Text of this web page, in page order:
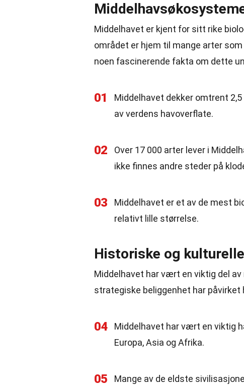
Middelhavet er kjent for sitt rike
området er hjem til mange arter
noen fascinerende fakta om dette
01
Middelhavet dekker omtrent
av verdens havoverflate.
02
Over 17 000 arter lever i
ikke finnes andre steder på
03
Middelhavet er et av de mest
relativt lille størrelse.
Historiske og
Middelhavet har vært en viktig del
strategiske beliggenhet har påvirket
04
Middelhavet har vært en viktig
Europa, Asia og Afrika.
05
Mange av de eldste